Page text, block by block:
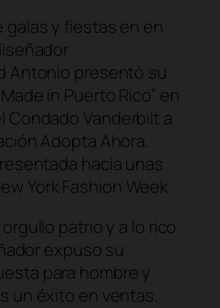
galas y fiestas en en
Antonio presentó su
in Puerto Rico” en
Condado Vanderbilt a
Adopta Ahora.
hacía unas
York Fashion Week.
patrio y a lo rico
expuso su
para hombre y
un éxito en ventas.